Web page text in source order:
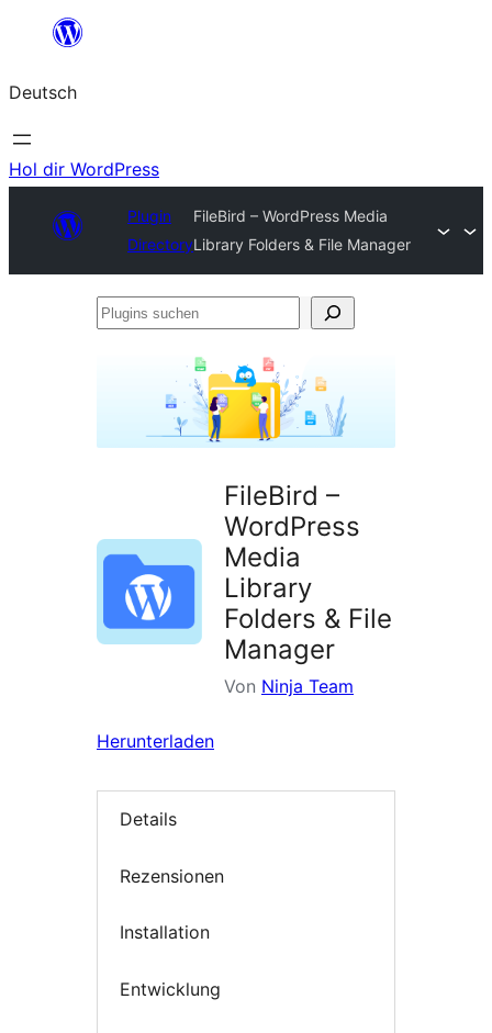
springen
Deutsch
Hol dir WordPress
Plugin
Directory
FileBird – WordPress Media
Library Folders & File Manager
Plugins
FileBird –
WordPress
Media
Library
Folders & File
Manager
Von Ninja Team
Herunterladen
Details
Rezensionen
Installation
Entwicklung